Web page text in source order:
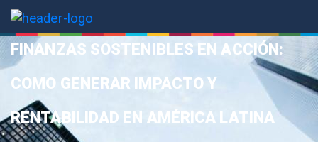
FINANZAS SOSTENIBLES EN ACCIÓN:
COMO GENERAR IMPACTO Y
RENTABILIDAD EN AMÉRICA LATINA